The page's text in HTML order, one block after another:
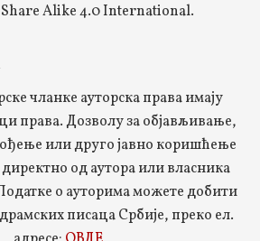
Alike 4.0 International.
чланке ауторска права имају
права. Дозволу за објављивање,
или друго јавно коришћење
од аутора или власника
о ауторима можете добити
писаца Србије, преко ел.